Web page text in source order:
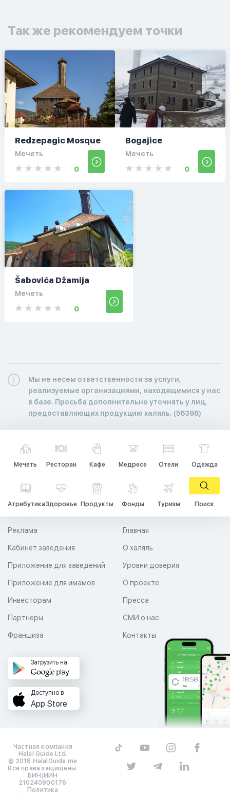
Так же рекомендуем точки
Redzepagic Mosque
Мечеть
0
Bogajice
Мечеть
0
Šabovića Džamija
Мечеть
0
Мы не несем ответственности за услуги,
реализуемые организациями, находящимися у нас
в базе. Просьба дополнительно уточнять у лиц,
предоставляющих продукцию халяль. (56398)
Мечеть Ресторан Кафе Медресе Отели Одежда
АтрибутикаЗдоровье Продукты Фонды Туризм Поиск
Главная
О халяль
Уровни доверия
Реклама
Кабинет заведения
Приложение для заведений
Приложение для имамов О проекте
Пресса
СМИ о нас
Контакты
Инвесторам
Партнеры
Франшиза
Загрузить на
Доступно в
App Store
Частная компания
Halal Guide Ltd.
© 2018 HalalGuide.me
Все права защищены.
БИН/ИИН
210240900176
Политика